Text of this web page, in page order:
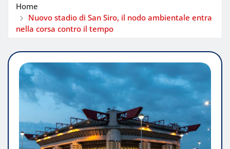
Home
Nuovo stadio di San Siro, il nodo ambientale entra
nella corsa contro il tempo